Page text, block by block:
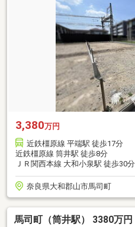
3,380万円
近鉄橿原線 平端駅 徒歩17分
近鉄橿原線 筒井駅 徒歩8分
ＪＲ関西本線 大和小泉駅 徒歩30分
奈良県大和郡山市馬司町
馬司町（筒井駅） 3380万円